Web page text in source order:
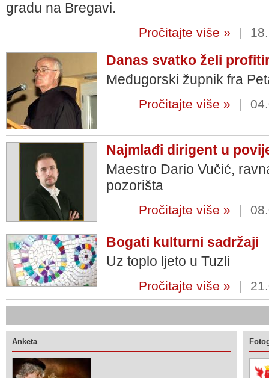
gradu na Bregavi.
Pročitajte više » |
Danas svatko želi
Međugorski župnik fra
Pročitajte više » |
Najmlađi dirigent u
Maestro Dario Vučić,
pozorišta
Pročitajte više » |
Bogati kulturni sadržaji
Uz toplo ljeto u Tuzli
Pročitajte više » |
Anketa